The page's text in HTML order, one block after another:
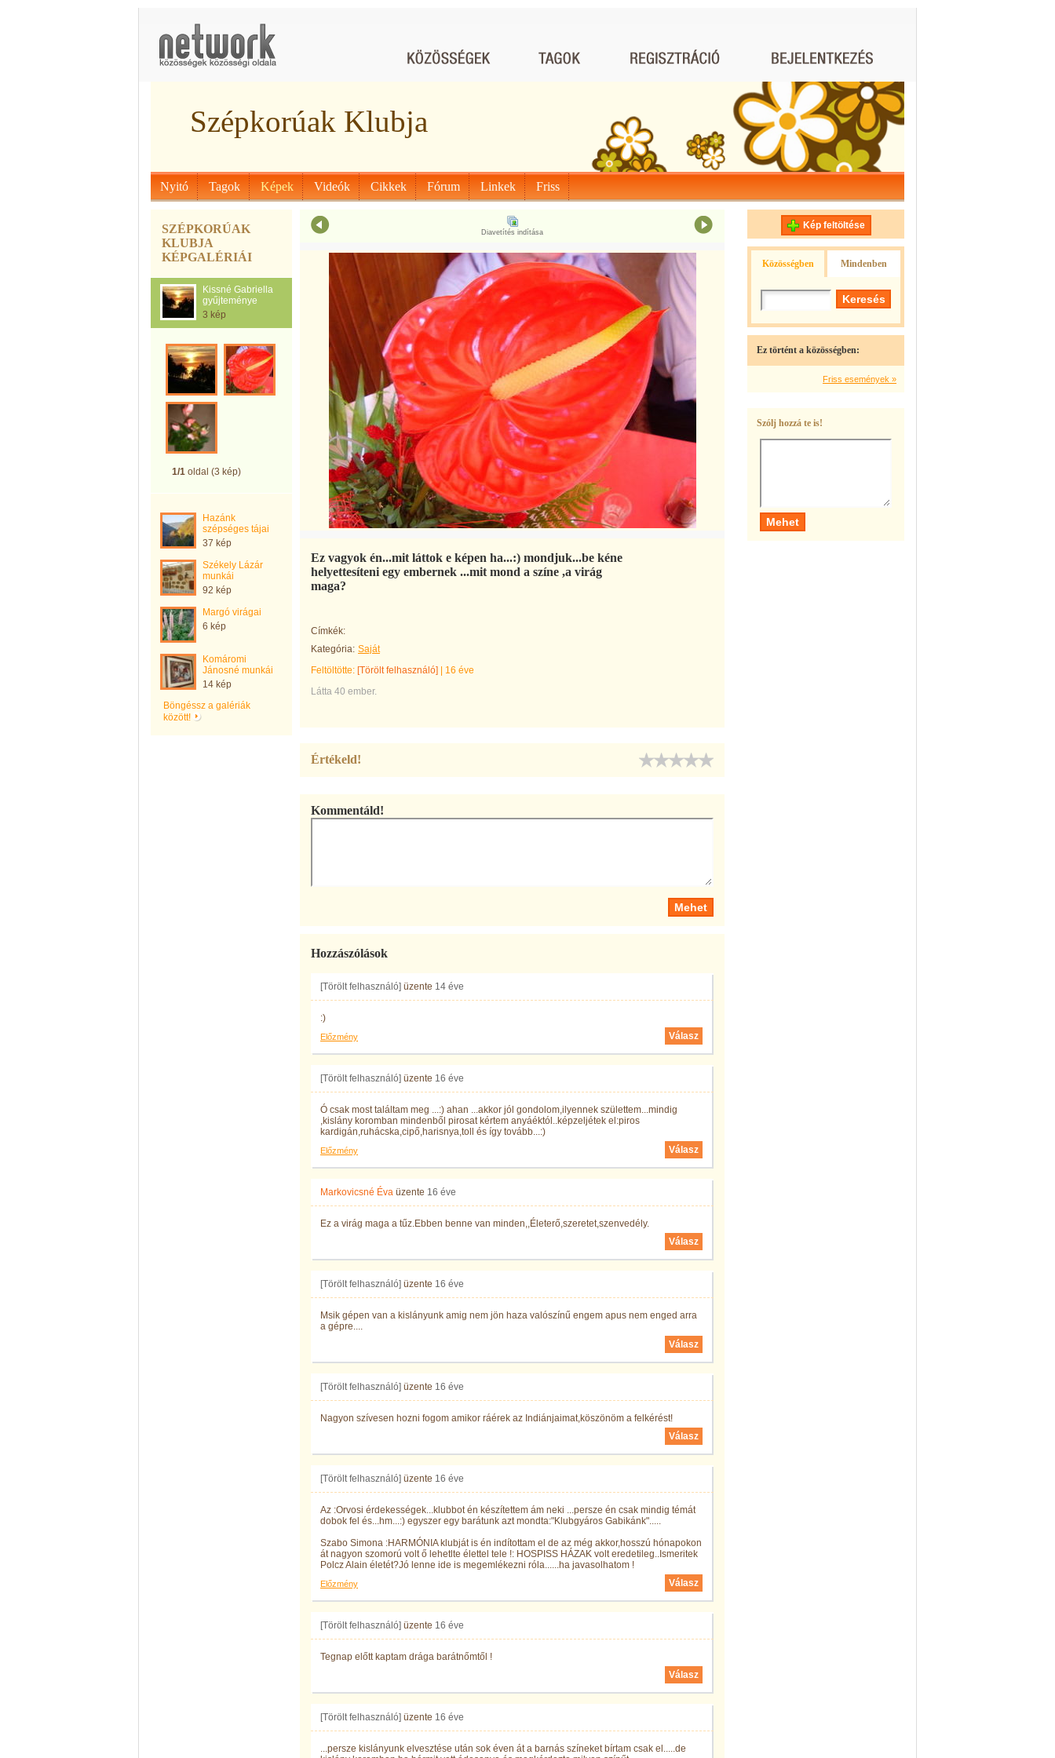
Szépkorúak Klubja
Nyitó Tagok Képek Videók Cikkek Fórum Linkek Friss
SZÉPKORÚAK
KLUBJA
KÉPGALÉRIÁI
Kissné Gabriella
gyűjteménye
3 kép
1/1 oldal (3 kép)
Hazánk
szépséges tájai
37 kép
Székely Lázár
munkái
92 kép
Margó virágai
6 kép
Komáromi
Jánosné munkái
14 kép
Böngéssz a galériák
között!
Diavetítés indítása
Ez vagyok én...mit láttok e képen ha...:) mondjuk...be kéne
helyettesíteni egy embernek ...mit mond a színe ,a virág
maga?
Címkék:
Kategória: Saját
Feltöltötte: [Törölt felhasználó]
16 éve
Látta 40 ember.
Értékeld!
Kommentáld!
Hozzászólások
[Törölt felhasználó] üzente 14 éve
:)
Előzmény Válasz
[Törölt felhasználó] üzente 16 éve
Ó csak most találtam meg ...:) ahan ...akkor jól gondolom,ilyennek születtem...mindig
,kislány koromban mindenből pirosat kértem anyáéktól..képzeljétek el:piros
kardigán,ruhácska,cipő,harisnya,toll és így tovább...:)
Előzmény Válasz
Markovicsné Éva üzente 16 éve
Ez a virág maga a tűz.Ebben benne van minden,,Életerő,szeretet,szenvedély.
Válasz
[Törölt felhasználó] üzente 16 éve
Msik gépen van a kislányunk amig nem jön haza valószínű engem apus nem enged arra
a gépre....
Válasz
[Törölt felhasználó] üzente 16 éve
Nagyon szívesen hozni fogom amikor ráérek az Indiánjaimat,köszönöm a felkérést!
Válasz
[Törölt felhasználó] üzente 16 éve
Az :Orvosi érdekességek...klubbot én készítettem ám neki ...persze én csak mindig témát
dobok fel és...hm...:) egyszer egy barátunk azt mondta:"Klubgyáros Gabikánk".....
Szabo Simona :HARMÓNIA klubját is én indítottam el de az még akkor,hosszú hónapokon
át nagyon szomorú volt ő lehetlte élettel tele !: HOSPISS HÁZAK volt eredetileg..Ismeritek
Polcz Alain életét?Jó lenne ide is megemlékezni róla......ha javasolhatom !
Előzmény Válasz
[Törölt felhasználó] üzente 16 éve
Tegnap előtt kaptam drága barátnőmtől !
Válasz
[Törölt felhasználó] üzente 16 éve
...persze kislányunk elvesztése után sok éven át a barnás színeket bírtam csak el.....de
Kép feltöltése
Közösségben Mindenben
Ez történt a közösségben:
Friss események »
Szólj hozzá te is!